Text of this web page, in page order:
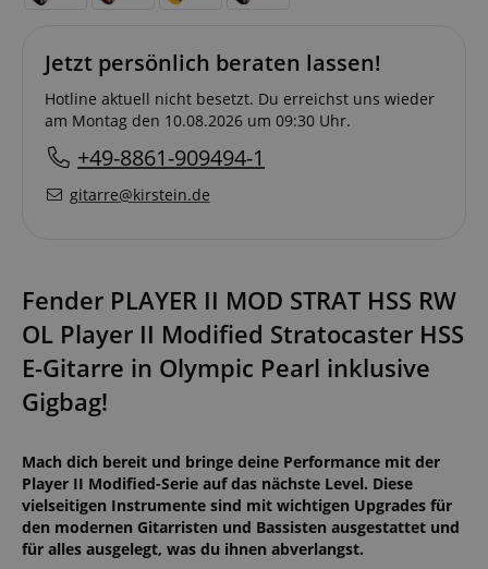
Jetzt persönlich beraten lassen!
Hotline aktuell nicht besetzt. Du erreichst uns wieder
am Montag den 10.08.2026 um 09:30 Uhr.
+49-8861-909494-1
gitarre@kirstein.de
Fender PLAYER II MOD STRAT HSS RW
OL Player II Modified Stratocaster HSS
E-Gitarre in Olympic Pearl inklusive
Gigbag!
Mach dich bereit und bringe deine Performance mit der
Player II Modified-Serie auf das nächste Level. Diese
vielseitigen Instrumente sind mit wichtigen Upgrades für
den modernen Gitarristen und Bassisten ausgestattet und
für alles ausgelegt, was du ihnen abverlangst.